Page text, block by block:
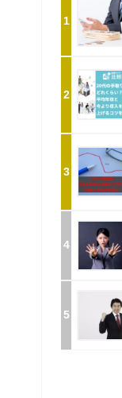
1
2
3
4
5